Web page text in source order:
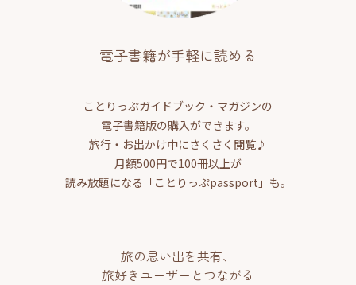
電子書籍が手軽に読める
ことりっぷガイドブック・マガジンの
電子書籍版の購入ができます。
旅行・お出かけ中にさくさく閲覧♪
月額500円で100冊以上が
読み放題になる「ことりっぷpassport」も。
旅の思い出を共有、
旅好きユーザーとつながる